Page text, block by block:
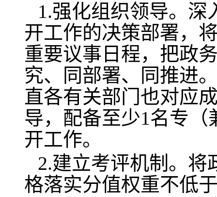
1.强化组织领导。
开工作的决策部署，
重要议事日程，把政
究、同部署、同推进
直各有关部门也对应
导，配备至少1名专
开工作。
2.建立考评机制。将
格落实分值权重不低